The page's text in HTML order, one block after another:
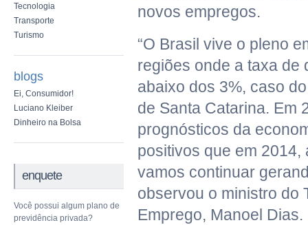
Tecnologia
Transporte
Turismo
blogs
Ei, Consumidor!
Luciano Kleiber
Dinheiro na Bolsa
enquete
Você possui algum plano de
previdência privada?
novos empregos.
“O Brasil vive o pleno
regiões onde a taxa de
abaixo dos 3%, caso
de Santa Catarina. Em
prognósticos da
positivos que em 2014,
vamos continuar
observou o ministro do
Emprego, Manoel Dias.